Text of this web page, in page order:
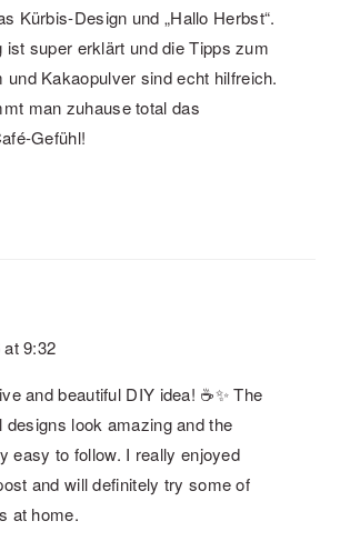
Kürbis-Design und „Hallo Herbst“.
ist super erklärt und die Tipps zum
und Kakaopulver sind echt hilfreich.
man zuhause total das
Gefühl!
9:32
and beautiful DIY idea! ☕✨ The
designs look amazing and the
easy to follow. I really enjoyed
and will definitely try some of
at home.